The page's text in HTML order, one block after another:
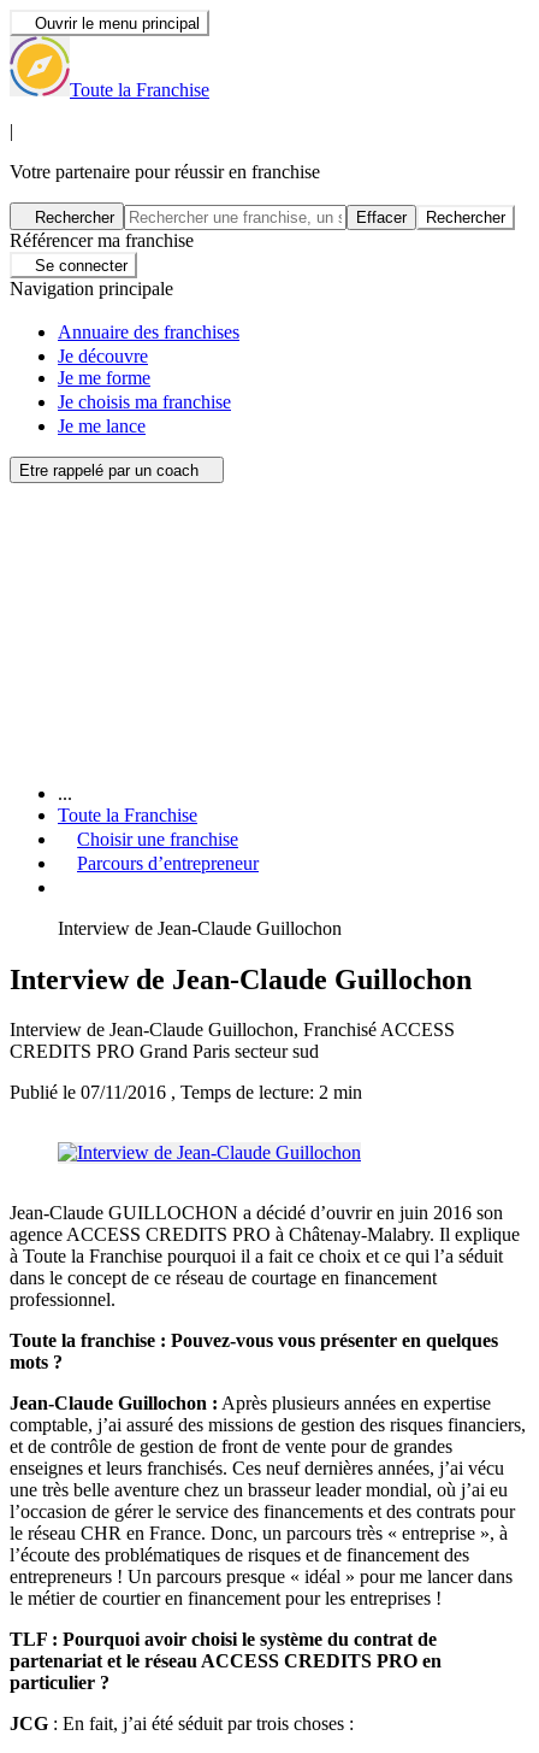
Ouvrir le menu principal
Toute la Franchise
|
Votre partenaire pour réussir en franchise
Rechercher Effacer Rechercher
Référencer ma franchise
Se connecter
Navigation principale
Annuaire des franchises
Je découvre
Je me forme
Je choisis ma franchise
Je me lance
Etre rappelé par un coach
...
Toute la Franchise
Choisir une franchise
Parcours d’entrepreneur
Interview de Jean-Claude Guillochon
Interview de Jean-Claude Guillochon
Interview de Jean-Claude Guillochon, Franchisé ACCESS
CREDITS PRO Grand Paris secteur sud
Publié le 07/11/2016 , Temps de lecture: 2 min
Jean-Claude GUILLOCHON a décidé d’ouvrir en juin 2016 son
agence ACCESS CREDITS PRO à Châtenay-Malabry. Il explique
à Toute la Franchise pourquoi il a fait ce choix et ce qui l’a séduit
dans le concept de ce réseau de courtage en financement
professionnel.
Toute la franchise : Pouvez-vous vous présenter en quelques
mots ?
Jean-Claude Guillochon : Après plusieurs années en expertise
comptable, j’ai assuré des missions de gestion des risques financiers,
et de contrôle de gestion de front de vente pour de grandes
enseignes et leurs franchisés. Ces neuf dernières années, j’ai vécu
une très belle aventure chez un brasseur leader mondial, où j’ai eu
l’occasion de gérer le service des financements et des contrats pour
le réseau CHR en France. Donc, un parcours très « entreprise », à
l’écoute des problématiques de risques et de financement des
entrepreneurs ! Un parcours presque « idéal » pour me lancer dans
le métier de courtier en financement pour les entreprises !
TLF : Pourquoi avoir choisi le système du contrat de
partenariat et le réseau ACCESS CREDITS PRO en
particulier ?
JCG : En fait, j’ai été séduit par trois choses :